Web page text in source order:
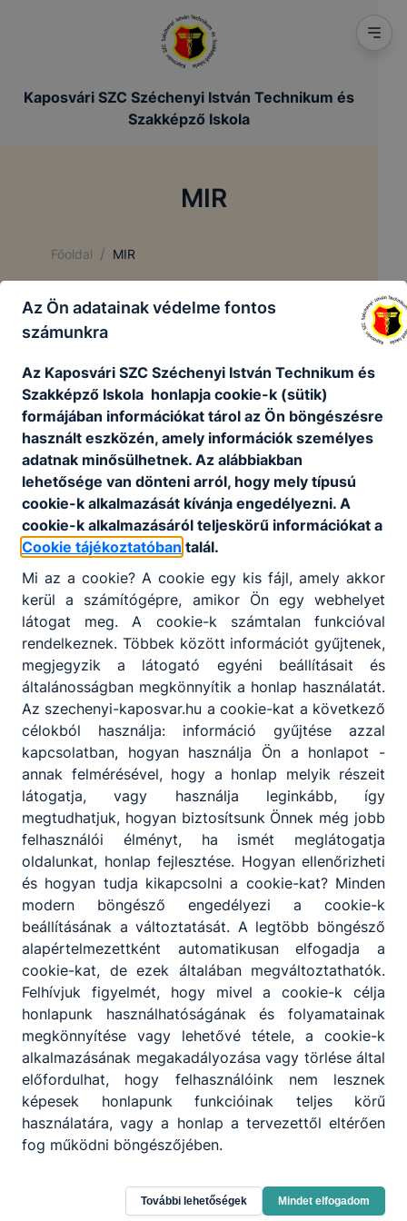
Kaposvári SZC Széchenyi István Technikum és
Szakképző Iskola
MIR
Főoldal / MIR
MIR
Az intézményi önértékelés keretében a tanulók
elégedettségét mérő kérdőív eredménye
Letöltés
Az intézményi önértékelés keretében a szülők
elégedettségét mérő kérdőívek eredménye
Letöltés
Partnereink
Technikum és Szakképző Iskola
Az Ön adatainak védelme fontos
számunkra
Az Kaposvári SZC Széchenyi István Technikum és
Szakképző Iskola honlapja cookie-k (sütik)
formájában információkat tárol az Ön böngészésre
használt eszközén, amely információk személyes
adatnak minősülhetnek. Az alábbiakban
lehetősége van dönteni arról, hogy mely típusú
cookie-k alkalmazását kívánja engedélyezni. A
cookie-k alkalmazásáról teljeskörű információkat a
Cookie tájékoztatóban talál.
Mi az a cookie? A cookie egy kis fájl, amely akkor
kerül a számítógépre, amikor Ön egy webhelyet
látogat meg. A cookie-k számtalan funkcióval
rendelkeznek. Többek között információt gyűjtenek,
megjegyzik a látogató egyéni beállításait és
általánosságban megkönnyítik a honlap használatát.
Az szechenyi-kaposvar.hu a cookie-kat a következő
célokból használja: információ gyűjtése azzal
kapcsolatban, hogyan használja Ön a honlapot -
annak felmérésével, hogy a honlap melyik részeit
látogatja, vagy használja leginkább, így
megtudhatjuk, hogyan biztosítsunk Önnek még jobb
felhasználói élményt, ha ismét meglátogatja
oldalunkat, honlap fejlesztése. Hogyan ellenőrizheti
és hogyan tudja kikapcsolni a cookie-kat? Minden
modern böngésző engedélyezi a cookie-k
beállításának a változtatását. A legtöbb böngésző
alapértelmezettként automatikusan elfogadja a
cookie-kat, de ezek általában megváltoztathatók.
Felhívjuk figyelmét, hogy mivel a cookie-k célja
honlapunk használhatóságának és folyamatainak
megkönnyítése vagy lehetővé tétele, a cookie-k
alkalmazásának megakadályozása vagy törlése által
előfordulhat, hogy felhasználóink nem lesznek
képesek honlapunk funkcióinak teljes körű
használatára, vagy a honlap a tervezettől eltérően
fog működni böngészőjében.
További lehetőségek Mindet elfogadom